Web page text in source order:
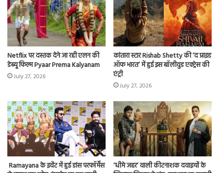
Netflix पर दस्तक देने जा रही एलन की
डेब्यू फिल्म Pyaar Prema Kalyanam
July 27, 2026
कांतारा स्टार Rishab Shetty की ‘द प्राइड
ऑफ भारत’ में हुई इस बॉलीवुड एक्ट्रेस की
एंट्री
July 27, 2026
Ramayana के इवेंट में हुई डांस परफॉर्मेंस
‘धीमे जहर’ वाली कीटनाशक दवाइयों के